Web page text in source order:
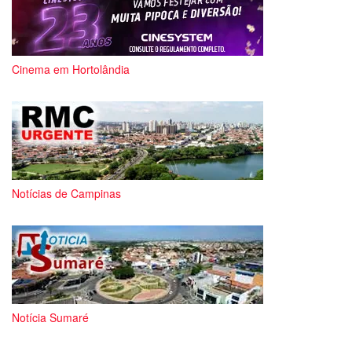
Cinema em Hortolândia
Notícias de Campinas
Notícia Sumaré